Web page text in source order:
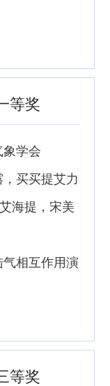
等奖
学会
买买提艾力
海提，宋美
相互作用演
等奖